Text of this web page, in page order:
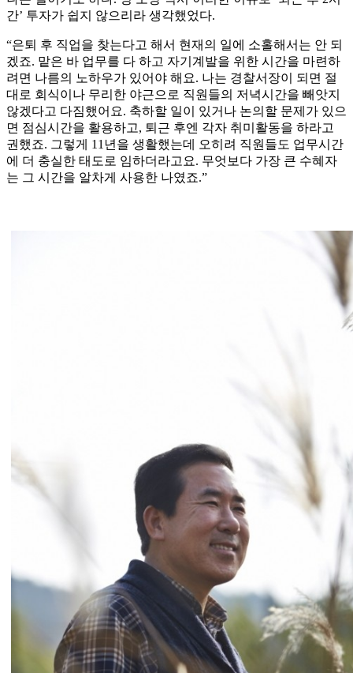
간’ 투자가 쉽지 않으리라 생각했었다.
“은퇴 후 직업을 찾는다고 해서 현재의 일에 소홀해서는 안 되
겠죠. 맡은 바 업무를 다 하고 자기계발을 위한 시간을 마련하
려면 나름의 노하우가 있어야 해요. 나는 경찰서장이 되면 절
대로 회식이나 무리한 야근으로 직원들의 저녁시간을 빼앗지
않겠다고 다짐했어요. 축하할 일이 있거나 논의할 문제가 있으
면 점심시간을 활용하고, 퇴근 후엔 각자 취미활동을 하라고
권했죠. 그렇게 11년을 생활했는데 오히려 직원들도 업무시간
에 더 충실한 태도로 임하더라고요. 무엇보다 가장 큰 수혜자
는 그 시간을 알차게 사용한 나였죠.”